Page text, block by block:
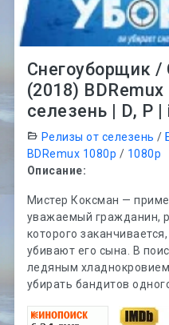
Снегоуборщик /
(2018) BDRemux
селезень | D, P |
Релизы от селезень /
BDRemux 1080p / 1080p
Описание:
Мистер Коксман —
уважаемый гражданин,
которого
убивают его сына. В
ледяным
убирать бандитов